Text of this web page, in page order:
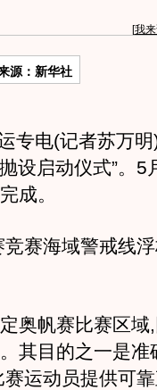
[我
源：新华社
专电(记者苏万明
设启动仪式”。
成。
赛海域警戒线
奥帆赛比赛区域
其目的之一是准
运动员提供可